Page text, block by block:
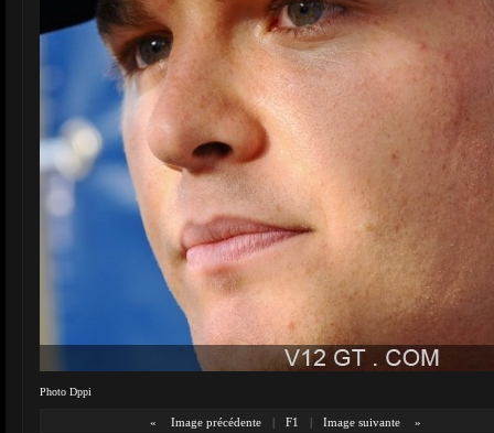
Photo Dppi
« Image précédente | F1 | Image suivante »